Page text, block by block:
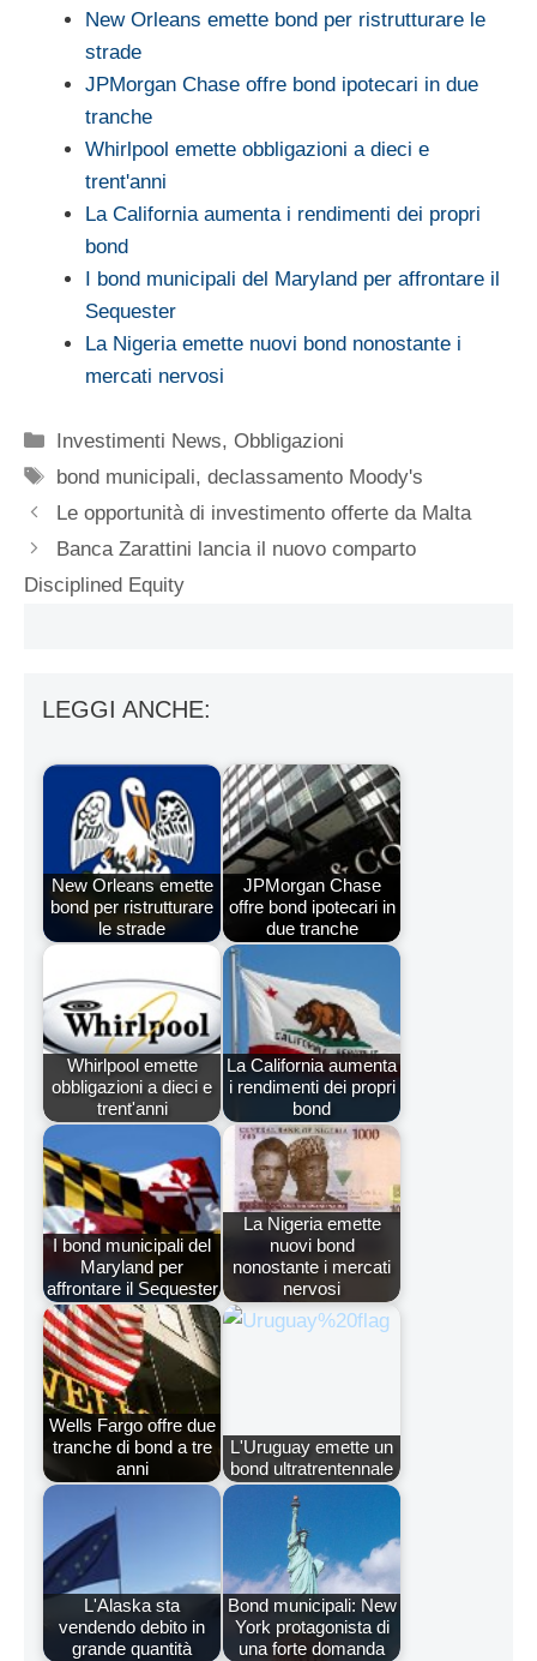
New Orleans emette bond per ristrutturare le
strade
JPMorgan Chase offre bond ipotecari in due
tranche
Whirlpool emette obbligazioni a dieci e
trent'anni
La California aumenta i rendimenti dei propri
bond
I bond municipali del Maryland per affrontare il
Sequester
La Nigeria emette nuovi bond nonostante i
mercati nervosi
Categorie
Investimenti News,Obbligazioni
Tag
bond municipali,declassamento Moody's
Le opportunità di investimento offerte da Malta
Banca Zarattini lancia il nuovo comparto
Disciplined Equity
LEGGI ANCHE:
New Orleans emette
bond per ristrutturare
le strade
JPMorgan Chase
offre bond ipotecari in
due tranche
Whirlpool emette
obbligazioni a dieci e
trent'anni
La California aumenta
i rendimenti dei propri
bond
I bond municipali del
Maryland per
affrontare il Sequester
La Nigeria emette
nuovi bond
nonostante i mercati
nervosi
Wells Fargo offre due
tranche di bond a tre
anni
L'Uruguay emette un
bond ultratrentennale
L'Alaska sta
vendendo debito in
grande quantità
Bond municipali: New
York protagonista di
una forte domanda